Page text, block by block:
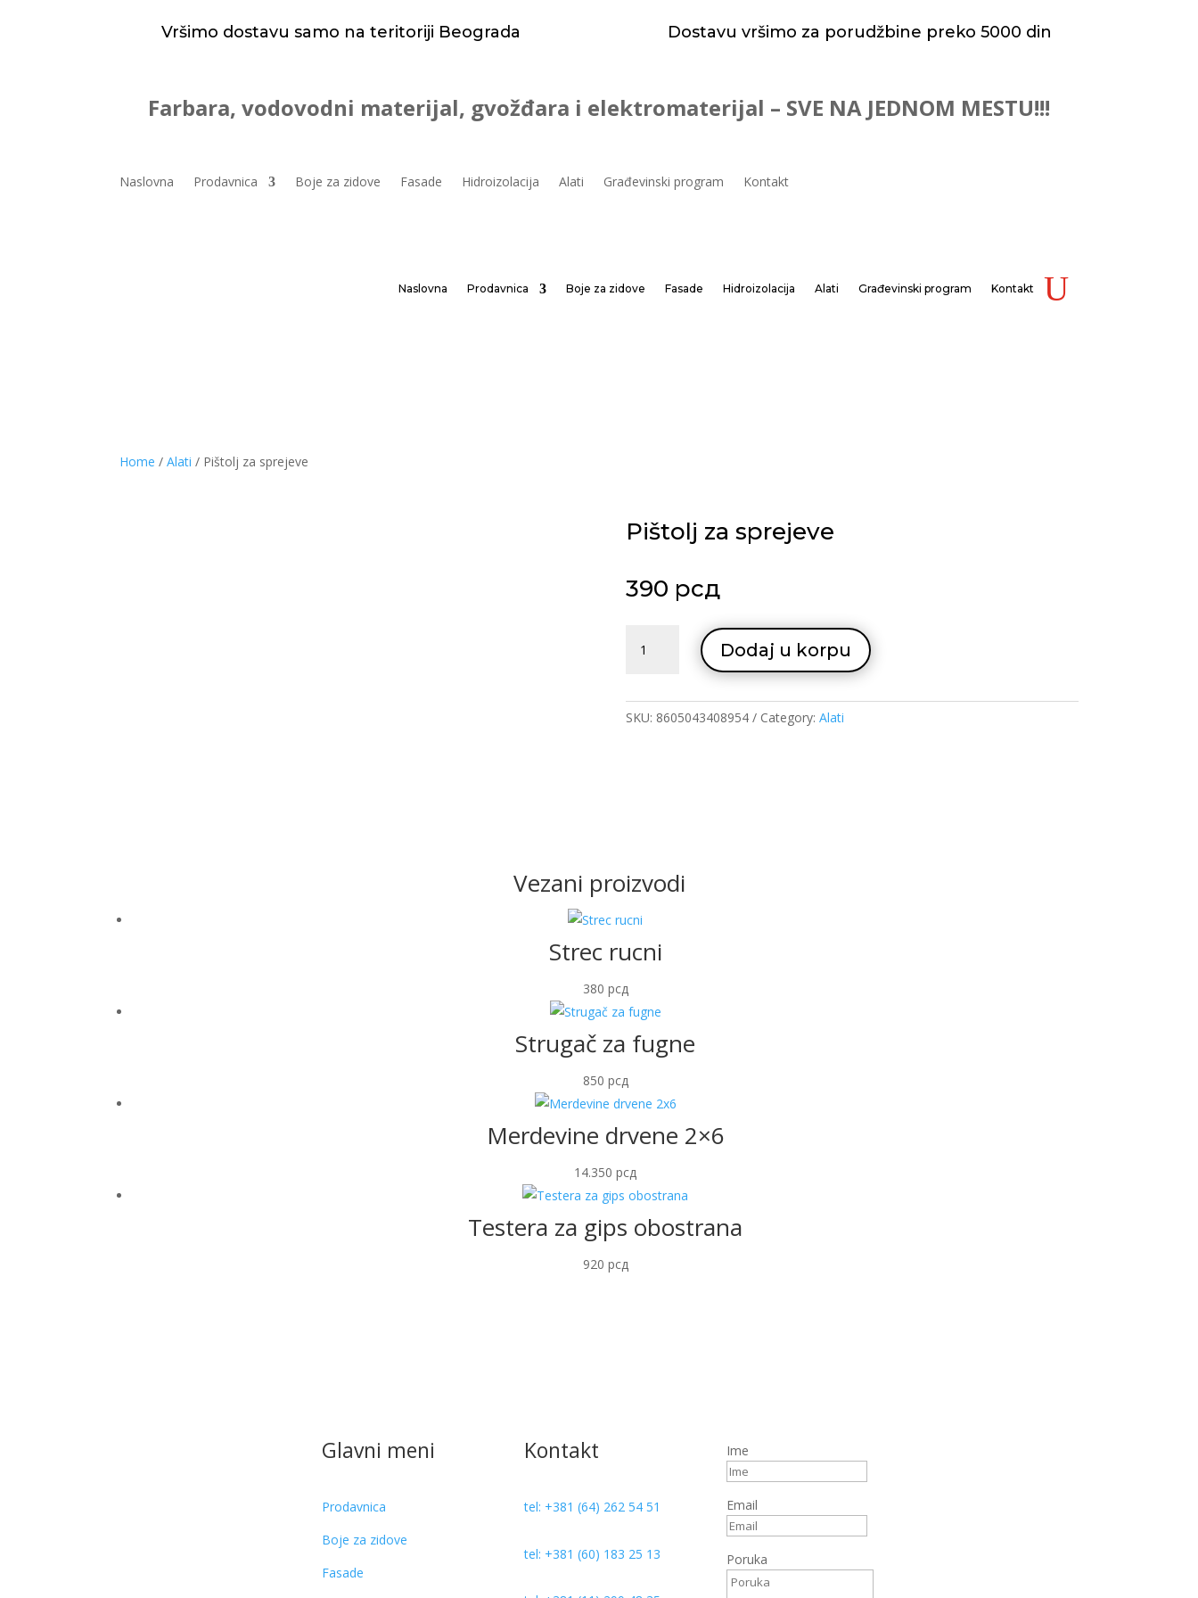
Vršimo dostavu samo na teritoriji Beograda Dostavu vršimo za porudžbine preko 5000 din
Farbara, vodovodni materijal, gvožđara i elektromaterijal – SVE NA JEDNOM MESTU!!!
Naslovna Prodavnica Boje za zidove Fasade Hidroizolacija Alati Građevinski program Kontakt
Naslovna Prodavnica Boje za zidove Fasade Hidroizolacija Alati Građevinski program Kontakt
Home /Alati / Pištolj za sprejeve
Pištolj za sprejeve
390 рсд
Dodaj u korpu
SKU: 8605043408954 Category: Alati
Vezani proizvodi
Strec rucni
380 рсд
Strugač za fugne
850 рсд
Merdevine drvene 2×6
14.350 рсд
Testera za gips obostrana
920 рсд
Glavni meni
Prodavnica
Boje za zidove
Fasade
Kontakt
tel: +381 (64) 262 54 51
tel: +381 (60) 183 25 13
Ime
Email
Poruka